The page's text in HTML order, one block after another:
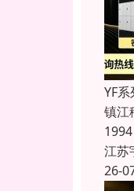
YF
镇江
江苏
26-